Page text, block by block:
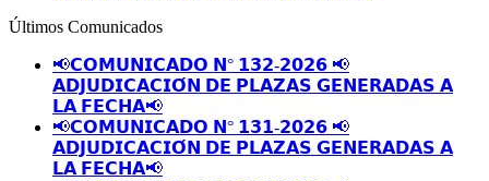
Últimos Comunicados
📢𝗖𝗢𝗠𝗨𝗡𝗜𝗖𝗔𝗗𝗢 𝗡° 𝟭𝟯𝟮-𝟮𝟬𝟮𝟲 📢
𝗔𝗗𝗝𝗨𝗗𝗜𝗖𝗔𝗖𝗜𝗢́𝗡 𝗗𝗘 𝗣𝗟𝗔𝗭𝗔𝗦 𝗚𝗘𝗡𝗘𝗥𝗔𝗗𝗔𝗦 𝗔
𝗟𝗔 𝗙𝗘𝗖𝗛𝗔📢
📢𝗖𝗢𝗠𝗨𝗡𝗜𝗖𝗔𝗗𝗢 𝗡° 𝟭𝟯𝟭-𝟮𝟬𝟮𝟲 📢
𝗔𝗗𝗝𝗨𝗗𝗜𝗖𝗔𝗖𝗜𝗢́𝗡 𝗗𝗘 𝗣𝗟𝗔𝗭𝗔𝗦 𝗚𝗘𝗡𝗘𝗥𝗔𝗗𝗔𝗦 𝗔
𝗟𝗔 𝗙𝗘𝗖𝗛𝗔📢